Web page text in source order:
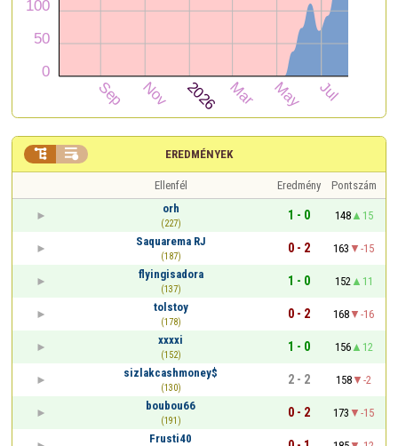
EREDMÉNYEK
 
Ellenfél Eredmény
Pontszám
orh
(227)
1 - 0 148
15
Saquarema RJ
(187)
0 - 2 163
-15
flyingisadora
(137)
1 - 0 152
11
tolstoy
(178)
0 - 2 168
-16
xxxxi
(152)
1 - 0 156
12
sizlakcashmoney$
(130)
2 - 2 158
-2
boubou66
(191)
0 - 2 173
-15
Frusti40